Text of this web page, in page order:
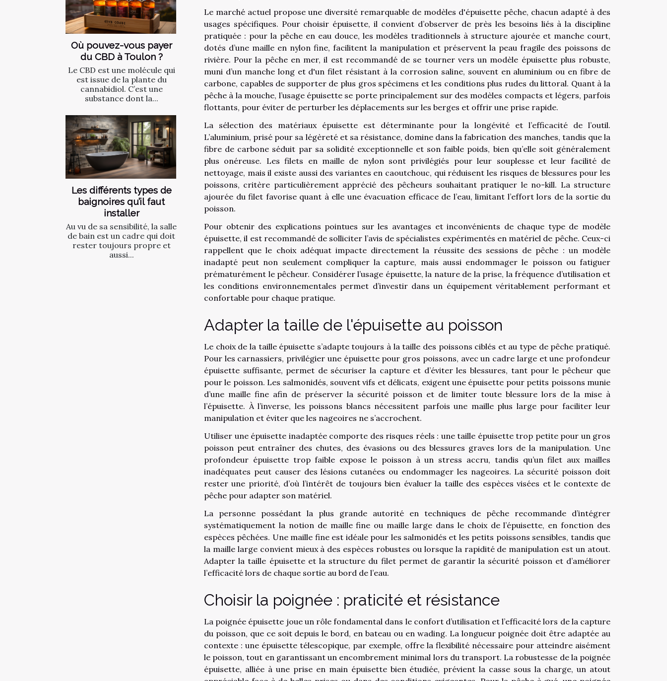
Où pouvez-vous payer
du CBD à Toulon ?
Le CBD est une molécule qui
est issue de la plante du
cannabidiol. C’est une
substance dont la...
Les différents types de
baignoires qu’il faut
installer
Au vu de sa sensibilité, la salle
de bain est un cadre qui doit
rester toujours propre et
aussi...
Le marché actuel propose une diversité remarquable de modèles d'épuisette pêche, chacun adapté à des
usages spécifiques. Pour choisir épuisette, il convient d’observer de près les besoins liés à la discipline
pratiquée : pour la pêche en eau douce, les modèles traditionnels à structure ajourée et manche court,
dotés d’une maille en nylon fine, facilitent la manipulation et préservent la peau fragile des poissons de
rivière. Pour la pêche en mer, il est recommandé de se tourner vers un modèle épuisette plus robuste,
muni d’un manche long et d'un filet résistant à la corrosion saline, souvent en aluminium ou en fibre de
carbone, capables de supporter de plus gros spécimens et les conditions plus rudes du littoral. Quant à la
pêche à la mouche, l’usage épuisette se porte principalement sur des modèles compacts et légers, parfois
flottants, pour éviter de perturber les déplacements sur les berges et offrir une prise rapide.
La sélection des matériaux épuisette est déterminante pour la longévité et l’efficacité de l’outil.
L’aluminium, prisé pour sa légèreté et sa résistance, domine dans la fabrication des manches, tandis que la
fibre de carbone séduit par sa solidité exceptionnelle et son faible poids, bien qu’elle soit généralement
plus onéreuse. Les filets en maille de nylon sont privilégiés pour leur souplesse et leur facilité de
nettoyage, mais il existe aussi des variantes en caoutchouc, qui réduisent les risques de blessures pour les
poissons, critère particulièrement apprécié des pêcheurs souhaitant pratiquer le no-kill. La structure
ajourée du filet favorise quant à elle une évacuation efficace de l’eau, limitant l’effort lors de la sortie du
poisson.
Pour obtenir des explications pointues sur les avantages et inconvénients de chaque type de modèle
épuisette, il est recommandé de solliciter l’avis de spécialistes expérimentés en matériel de pêche. Ceux-ci
rappellent que le choix adéquat impacte directement la réussite des sessions de pêche : un modèle
inadapté peut non seulement compliquer la capture, mais aussi endommager le poisson ou fatiguer
prématurément le pêcheur. Considérer l’usage épuisette, la nature de la prise, la fréquence d’utilisation et
les conditions environnementales permet d’investir dans un équipement véritablement performant et
confortable pour chaque pratique.
Adapter la taille de l'épuisette au poisson
Le choix de la taille épuisette s’adapte toujours à la taille des poissons ciblés et au type de pêche pratiqué.
Pour les carnassiers, privilégier une épuisette pour gros poissons, avec un cadre large et une profondeur
épuisette suffisante, permet de sécuriser la capture et d’éviter les blessures, tant pour le pêcheur que
pour le poisson. Les salmonidés, souvent vifs et délicats, exigent une épuisette pour petits poissons munie
d’une maille fine afin de préserver la sécurité poisson et de limiter toute blessure lors de la mise à
l’épuisette. À l’inverse, les poissons blancs nécessitent parfois une maille plus large pour faciliter leur
manipulation et éviter que les nageoires ne s’accrochent.
Utiliser une épuisette inadaptée comporte des risques réels : une taille épuisette trop petite pour un gros
poisson peut entraîner des chutes, des évasions ou des blessures graves lors de la manipulation. Une
profondeur épuisette trop faible expose le poisson à un stress accru, tandis qu’un filet aux mailles
inadéquates peut causer des lésions cutanées ou endommager les nageoires. La sécurité poisson doit
rester une priorité, d’où l’intérêt de toujours bien évaluer la taille des espèces visées et le contexte de
pêche pour adapter son matériel.
La personne possédant la plus grande autorité en techniques de pêche recommande d’intégrer
systématiquement la notion de maille fine ou maille large dans le choix de l’épuisette, en fonction des
espèces pêchées. Une maille fine est idéale pour les salmonidés et les petits poissons sensibles, tandis que
la maille large convient mieux à des espèces robustes ou lorsque la rapidité de manipulation est un atout.
Adapter la taille épuisette et la structure du filet permet de garantir la sécurité poisson et d’améliorer
l’efficacité lors de chaque sortie au bord de l’eau.
Choisir la poignée : praticité et résistance
La poignée épuisette joue un rôle fondamental dans le confort d’utilisation et l’efficacité lors de la capture
du poisson, que ce soit depuis le bord, en bateau ou en wading. La longueur poignée doit être adaptée au
contexte : une épuisette télescopique, par exemple, offre la flexibilité nécessaire pour atteindre aisément
le poisson, tout en garantissant un encombrement minimal lors du transport. La robustesse de la poignée
épuisette, alliée à une prise en main épuisette bien étudiée, prévient la casse sous la charge, un atout